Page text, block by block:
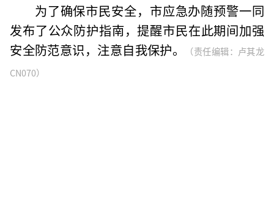
为了确保市民安全，市应急办随预警一同
发布了公众防护指南，提醒市民在此期间加强
安全防范意识，注意自我保护。
（责任编辑：卢其龙
CN070）